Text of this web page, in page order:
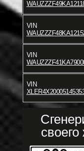
VIN
VIN
VIN
своего